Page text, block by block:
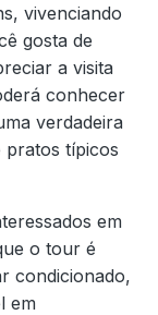
vivenciando
gosta de
a visita
conhecer
verdadeira
pratos típicos
em
o tour é
condicionado,
em